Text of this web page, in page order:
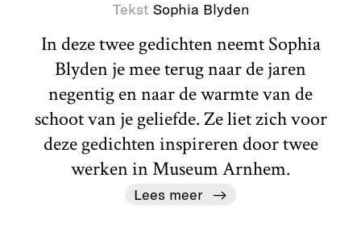
Tekst Sophia Blyden
In deze twee gedichten neemt Sophia
Blyden je mee terug naar de jaren
negentig en naar de warmte van de
schoot van je geliefde. Ze liet zich voor
deze gedichten inspireren door twee
werken in Museum Arnhem.
Lees meer